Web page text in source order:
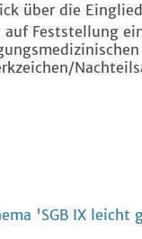
über die
auf Feststellung
'SGB IX leicht